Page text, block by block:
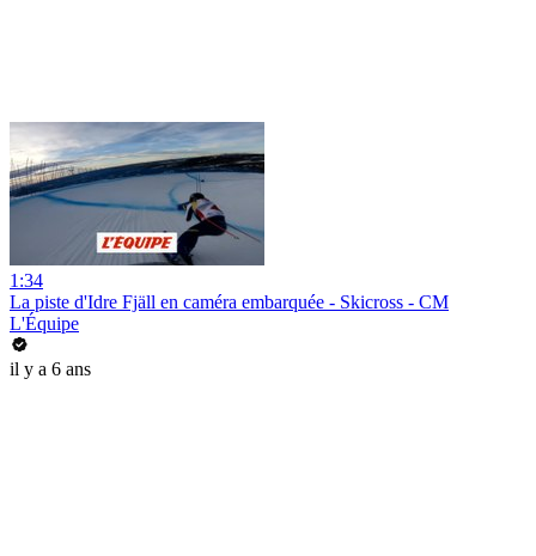
1:34
La piste d'Idre Fjäll en caméra embarquée - Skicross - CM
L'Équipe
il y a 6 ans